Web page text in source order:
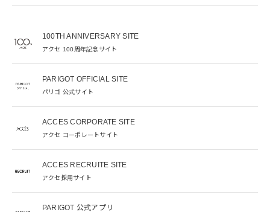
100TH ANNIVERSARY SITE
アクセ 100周年記念サイト
PARIGOT OFFICIAL SITE
パリゴ 公式サイト
ACCES CORPORATE SITE
アクセ コーポレートサイト
ACCES RECRUITE SITE
アクセ採用サイト
PARIGOT 公式アプリ